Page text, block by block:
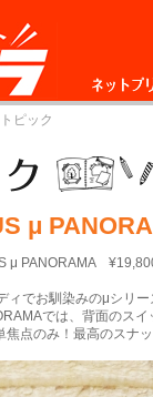
ネットプ
ピック
μ
μ PANORAMA
ィでお馴染みのμシリー
では、背面のス
焦点のみ！最高のスナ